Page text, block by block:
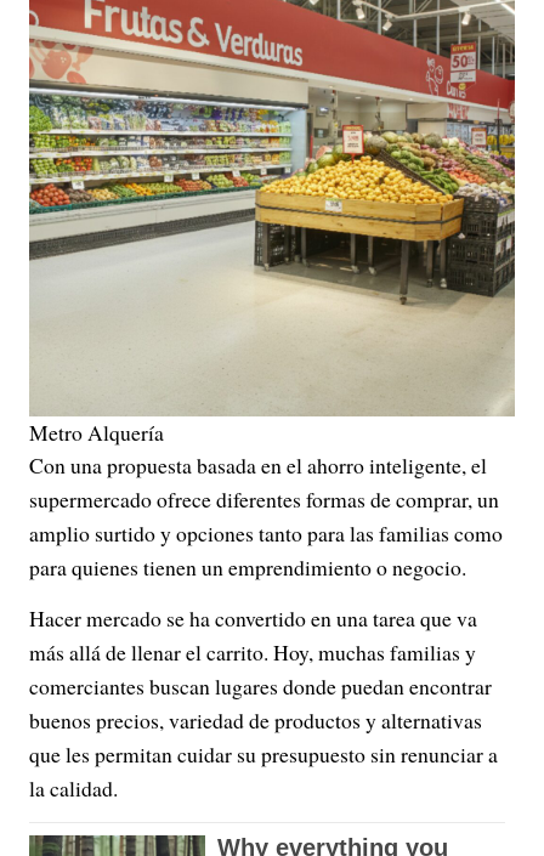
Metro Alquería
Con una propuesta basada en el ahorro inteligente, el
supermercado ofrece diferentes formas de comprar, un
amplio surtido y opciones tanto para las familias como
para quienes tienen un emprendimiento o negocio.
Hacer mercado se ha convertido en una tarea que va
más allá de llenar el carrito. Hoy, muchas familias y
comerciantes buscan lugares donde puedan encontrar
buenos precios, variedad de productos y alternativas
que les permitan cuidar su presupuesto sin renunciar a
la calidad.